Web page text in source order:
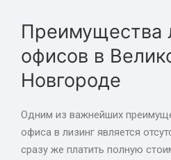
Преимущества
офисов в
Новгороде
Одним из важнейших
офиса в лизинг является
сразу же платить полную